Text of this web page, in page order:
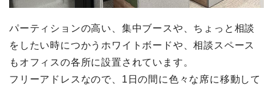
パーティションの高い、集中ブースや、ちょっと相談
をしたい時につかうホワイトボードや、相談スペース
もオフィスの各所に設置されています。
フリーアドレスなので、1日の間に色々な席に移動して